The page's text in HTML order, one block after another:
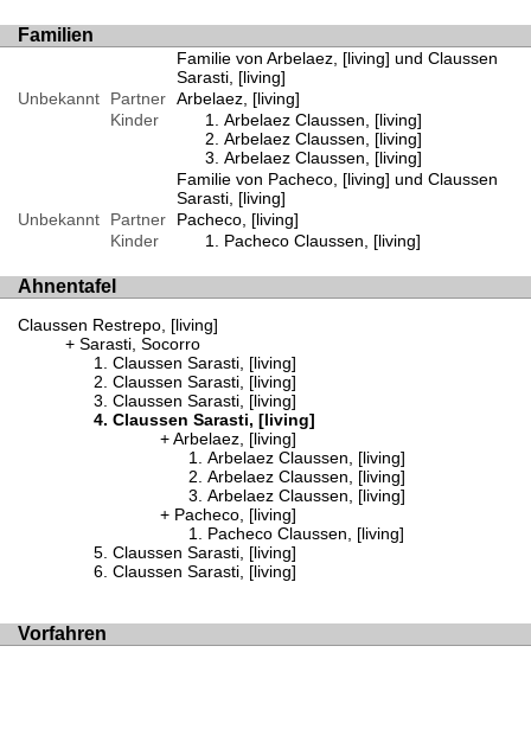
Familien
Familie von Arbelaez, [living] und Claussen
Sarasti, [living]
Unbekannt
Partner Arbelaez, [living]
Kinder
Arbelaez Claussen, [living]
Arbelaez Claussen, [living]
Arbelaez Claussen, [living]
Familie von Pacheco, [living] und Claussen
Sarasti, [living]
Unbekannt
Partner
Pacheco, [living]
Kinder
Pacheco Claussen, [living]
Ahnentafel
Claussen Restrepo, [living]
Sarasti, Socorro
Claussen Sarasti, [living]
Claussen Sarasti, [living]
Claussen Sarasti, [living]
Claussen Sarasti, [living]
Arbelaez, [living]
Arbelaez Claussen, [living]
Arbelaez Claussen, [living]
Arbelaez Claussen, [living]
Pacheco, [living]
Pacheco Claussen, [living]
Claussen Sarasti, [living]
Claussen Sarasti, [living]
Vorfahren